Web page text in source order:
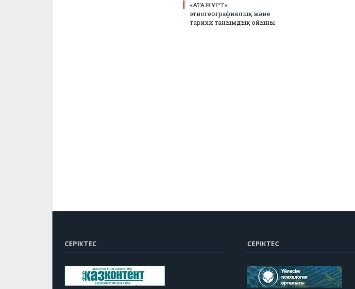
«АТАЖҰРТ»
этногеографиялық және
тарихи танымдық ойыны
СЕРІКТЕС СЕРІКТЕС